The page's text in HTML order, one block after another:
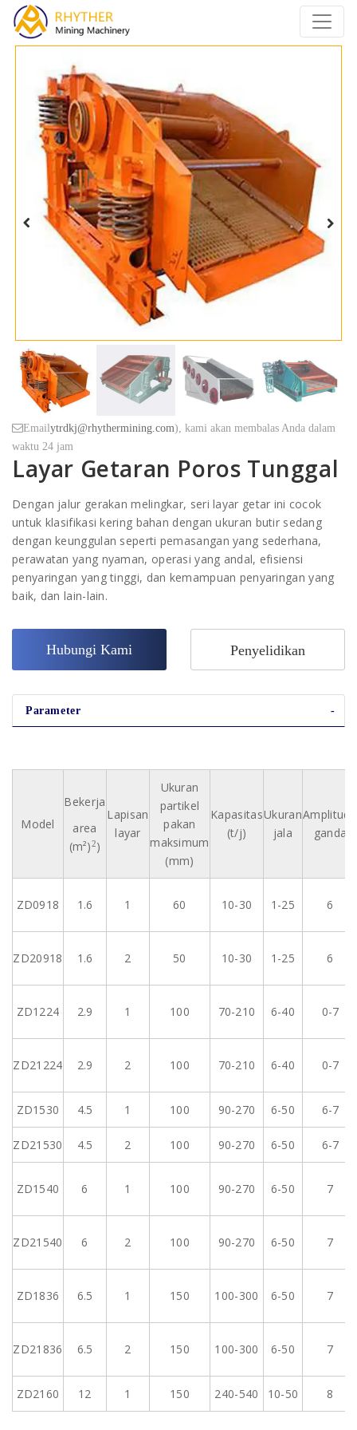
Email ytrdkj@rhythermining.com), kami akan membalas Anda dalam
waktu 24 jam
Layar Getaran Poros Tunggal
Dengan jalur gerakan melingkar, seri layar getar ini cocok
untuk klasifikasi kering bahan dengan ukuran butir sedang
dengan keunggulan seperti pemasangan yang sederhana,
perawatan yang nyaman, operasi yang andal, efisiensi
penyaringan yang tinggi, dan kemampuan penyaringan yang
baik, dan lain-lain.
Hubungi Kami Penyelidikan
Parameter
Model
Bekerja
area
(m²)2)
Lapisan
layar
Ukuran
partikel
pakan
maksimum
(mm)
Kapasitas
(t/j)
Ukuran
jala
Amplitudo
ganda
ZD0918 1.6 1 60 10-30 1-25 6
ZD20918 1.6 2 50 10-30 1-25 6
ZD1224 2.9 1 100 70-210 6-40 0-7
ZD21224 2.9 2 100 70-210 6-40 0-7
ZD1530 4.5 1 100 90-270 6-50 6-7
ZD21530 4.5 2 100 90-270 6-50 6-7
ZD1540 6 1 100 90-270 6-50 7
ZD21540 6 2 100 90-270 6-50 7
ZD1836 6.5 1 150 100-300 6-50 7
ZD21836 6.5 2 150 100-300 6-50 7
ZD2160 12 1 150 240-540 10-50 8